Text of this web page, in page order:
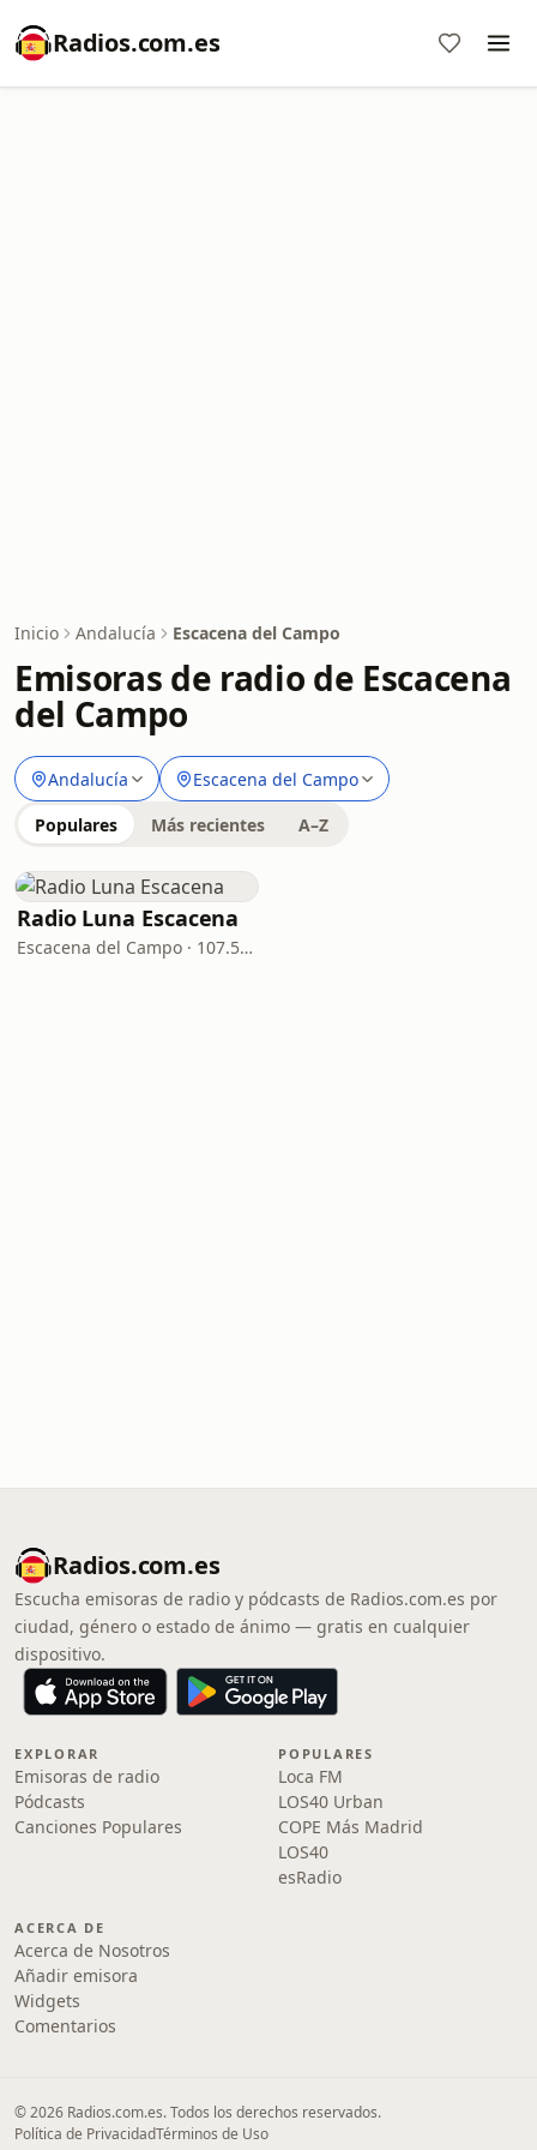
Radios.com.es
Inicio Andalucía Escacena del Campo
Emisoras de radio de Escacena
del Campo
Andalucía Escacena del Campo
Populares Más recientes A–Z
Radio Luna Escacena
Escacena del Campo · 107.5 FM
Radios.com.es
Escucha emisoras de radio y pódcasts de Radios.com.es por
ciudad, género o estado de ánimo — gratis en cualquier
dispositivo.
EXPLORAR
Emisoras de radio
Pódcasts
Canciones Populares
POPULARES
Loca FM
LOS40 Urban
COPE Más Madrid
LOS40
esRadio
ACERCA DE
Acerca de Nosotros
Añadir emisora
Widgets
Comentarios
© 2026 Radios.com.es. Todos los derechos reservados.
Política de PrivacidadTérminos de Uso